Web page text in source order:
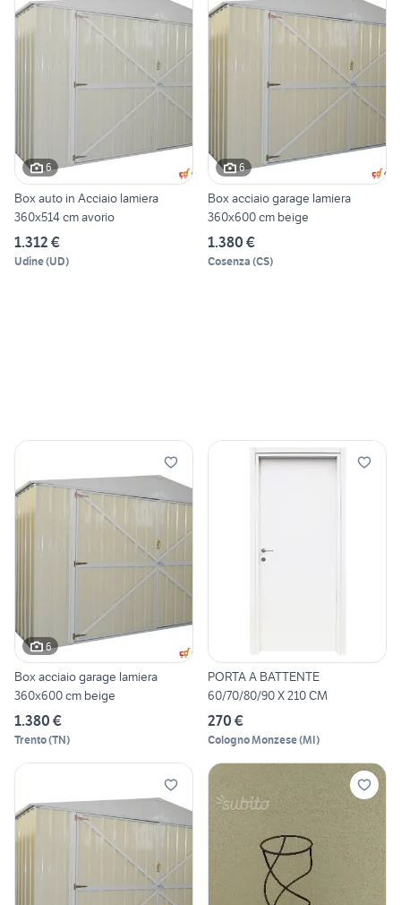
6
Box auto in Acciaio lamiera
360x514 cm avorio
1.312 €
Udine(UD)
6
Box acciaio garage lamiera
360x600 cm beige
1.380 €
Cosenza (CS)
6
Box acciaio garage lamiera
360x600 cm beige
1.380 €
Trento(TN)
PORTA A BATTENTE
60/70/80/90 X 210 CM
270 €
Cologno Monzese(MI)